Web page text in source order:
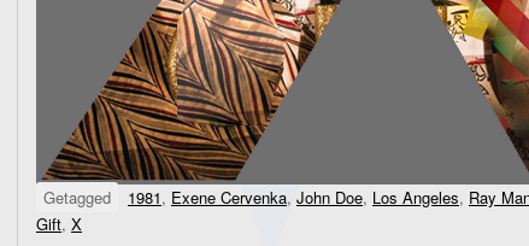
Getagged 1981, Exene Cervenka, John Doe, Los Angeles, Ray
Gift, X